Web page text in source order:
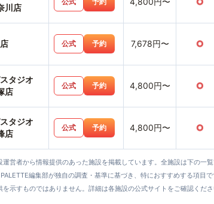
川店
公式 予約 7,678円〜 ○
タジオ
店
公式 予約 4,800円〜 ○
タジオ
店
公式 予約 4,800円〜 ○
営者から情報提供のあった施設を掲載しています。全施設は下の一覧
編集部が独自の調査・基準に基づき、特におすすめする項目で
示すものではありません。詳細は各施設の公式サイトをご確認くださ